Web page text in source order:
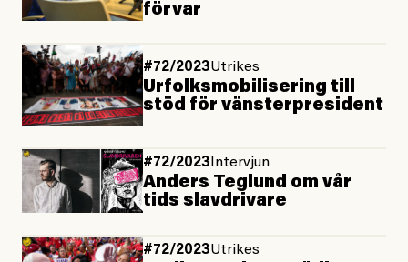
förvar
#72/2023Utrikes
Urfolks­mobilisering till
stöd för vänster­president
#72/2023 Intervjun
Anders Teglund om vår
tids slavdrivare
#72/2023Utrikes